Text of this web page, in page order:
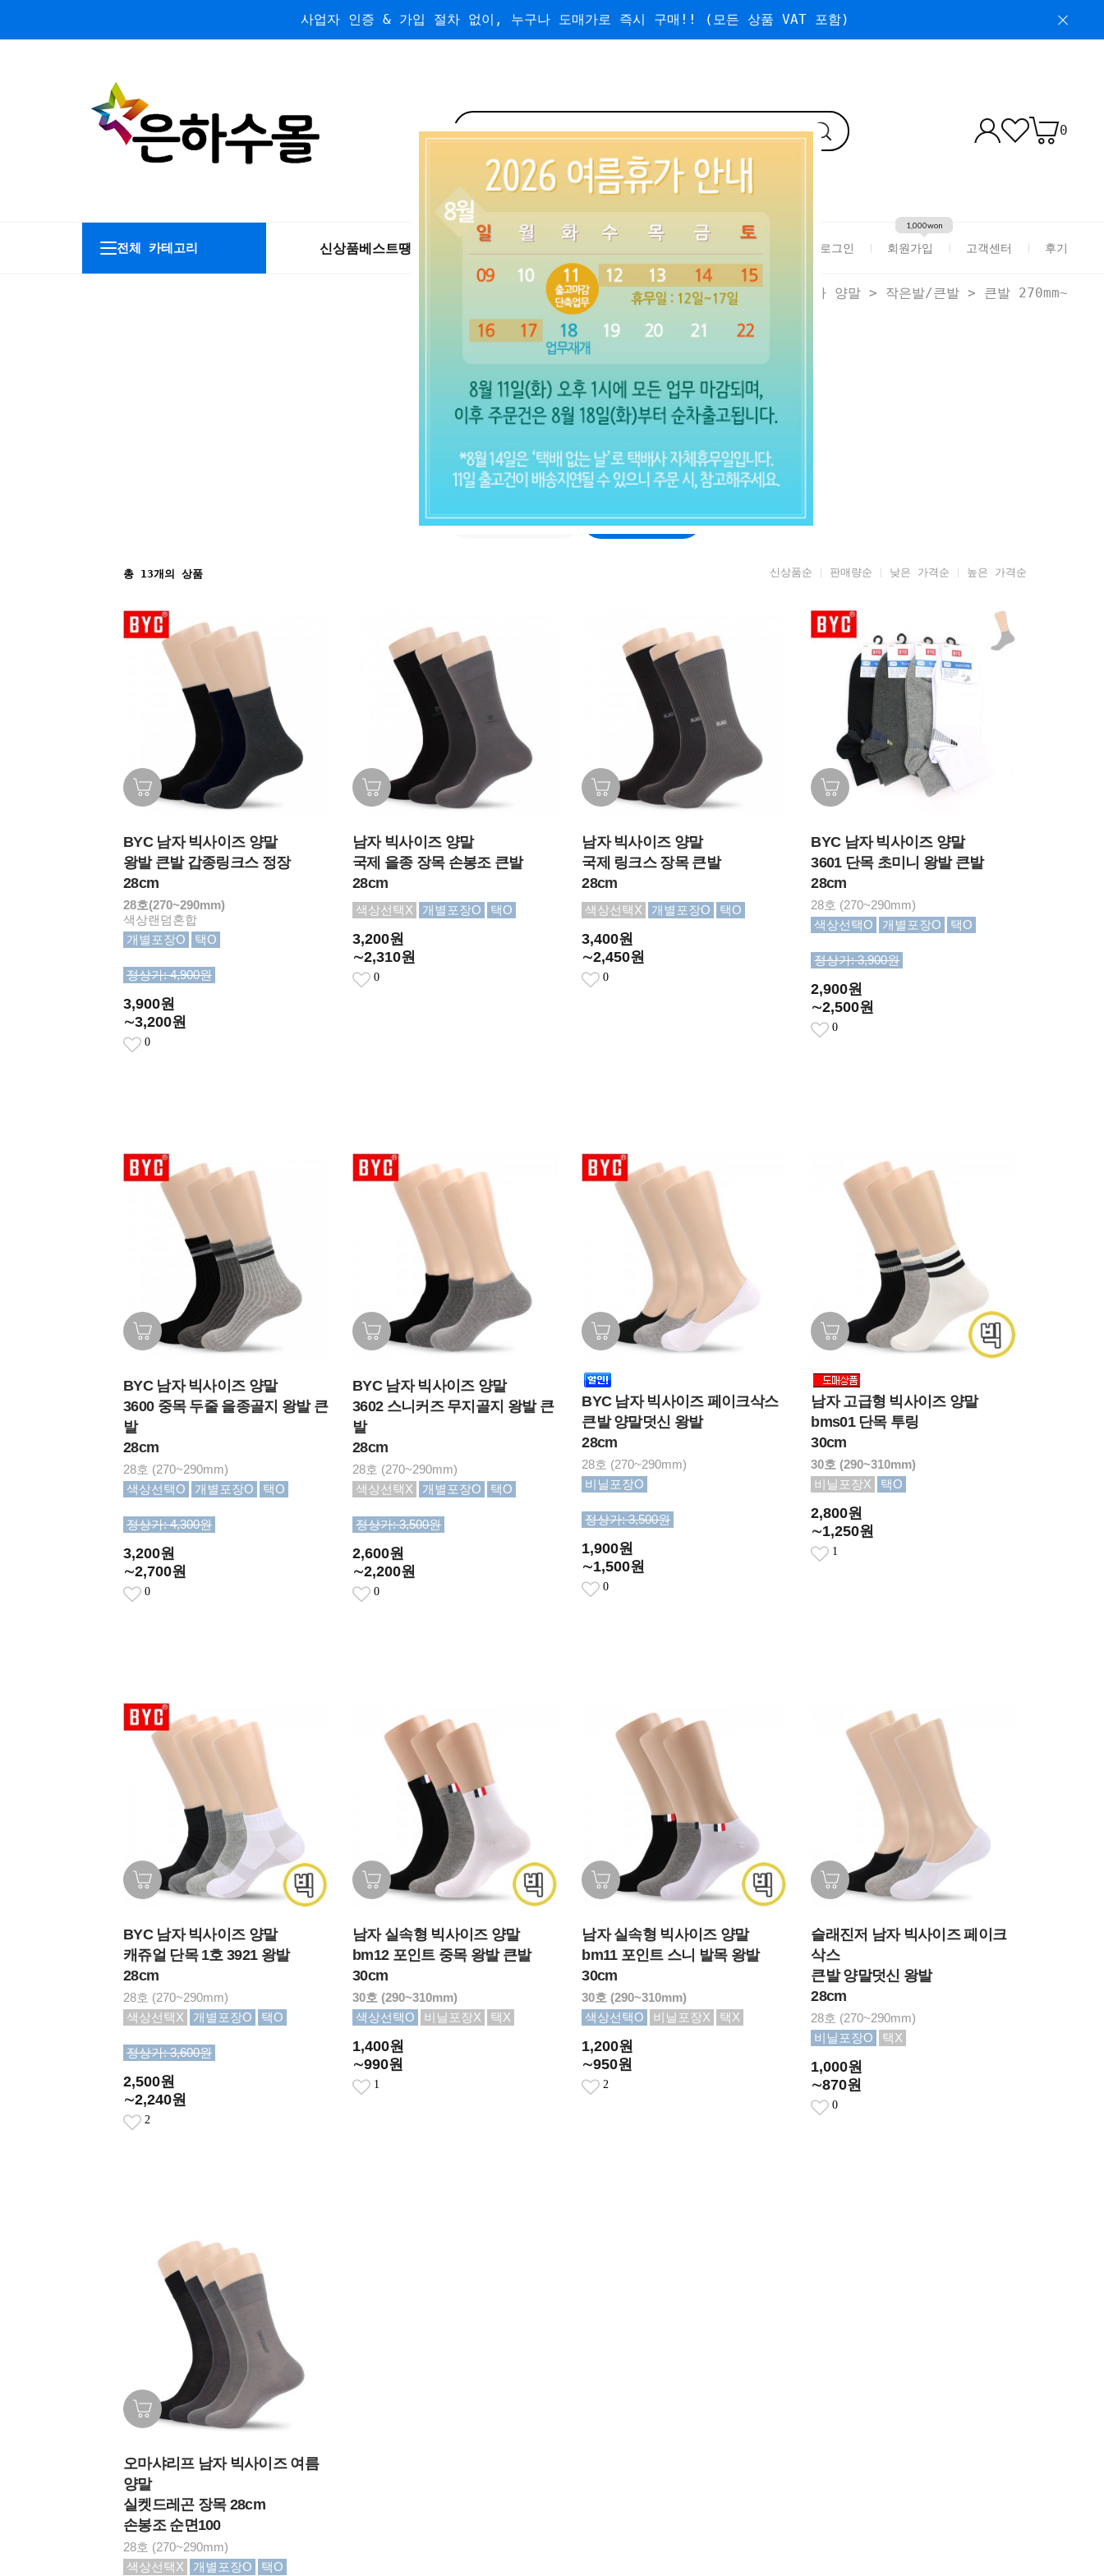
사업자 인증 & 가입 절차 없이, 누구나 도매가로 즉시 구매!! (모든 상품 VAT 포함)
0
전체 카테고리 신상품베스트땡처리/왕도매 로그인 회원가입
1,000won
고객센터 후기
HOME 남자 양말 > 작은발/큰발 > 큰발 270mm~
큰발 270mm~
남자 양말 (전체보기)
작은발 ~250mm 큰발 270mm~
총 13개의 상품 신상품순 판매량순 낮은 가격순 높은 가격순
BYC 남자 빅사이즈 양말
왕발 큰발 갑종링크스 정장
28cm
28호(270~290mm)
색상랜덤혼합
개별포장O
택O
정상가: 4,900원
3,900원
∼3,200원
0
남자 빅사이즈 양말
국제 을종 장목 손봉조 큰발
28cm
색상선택X 개별포장O 택O
3,200원
∼2,310원
0
남자 빅사이즈 양말
국제 링크스 장목 큰발
28cm
색상선택X 개별포장O 택O
3,400원
∼2,450원
0
BYC 남자 빅사이즈 양말
3601 단목 초미니 왕발 큰발
28cm
28호 (270~290mm)
색상선택O
개별포장O 택O
정상가: 3,900원
2,900원
∼2,500원
0
BYC 남자 빅사이즈 양말
3600 중목 두줄 을종골지 왕발 큰
발
28cm
28호 (270~290mm)
색상선택O
개별포장O 택O
정상가: 4,300원
3,200원
∼2,700원
0
BYC 남자 빅사이즈 양말
3602 스니커즈 무지골지 왕발 큰
발
28cm
28호 (270~290mm)
색상선택X
개별포장O 택O
정상가: 3,500원
2,600원
∼2,200원
0
BYC 남자 빅사이즈 페이크삭스
큰발 양말덧신 왕발
28cm
28호 (270~290mm)
비닐포장O
정상가: 3,500원
1,900원
∼1,500원
0
남자 고급형 빅사이즈 양말
bms01 단목 투링
30cm
30호 (290~310mm)
비닐포장X
택O
2,800원
∼1,250원
1
BYC 남자 빅사이즈 양말
캐쥬얼 단목 1호 3921 왕발
28cm
28호 (270~290mm)
색상선택X
개별포장O 택O
정상가: 3,600원
2,500원
∼2,240원
2
남자 실속형 빅사이즈 양말
bm12 포인트 중목 왕발 큰발
30cm
30호 (290~310mm)
색상선택O
비닐포장X 택X
1,400원
∼990원
1
남자 실속형 빅사이즈 양말
bm11 포인트 스니 발목 왕발
30cm
30호 (290~310mm)
색상선택O
비닐포장X 택X
1,200원
∼950원
2
슬래진저 남자 빅사이즈 페이크
삭스
큰발 양말덧신 왕발
28cm
28호 (270~290mm)
비닐포장O
택X
1,000원
∼870원
0
오마샤리프 남자 빅사이즈 여름
양말
실켓드레곤 장목 28cm
손봉조 순면100
28호 (270~290mm)
색상선택X
개별포장O 택O